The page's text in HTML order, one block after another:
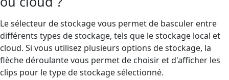
Le sélecteur de stockage vous permet de basculer entre
différents types de stockage, tels que le stockage local et
cloud. Si vous utilisez plusieurs options de stockage, la
flèche déroulante vous permet de choisir et d'afficher les
clips pour le type de stockage sélectionné.